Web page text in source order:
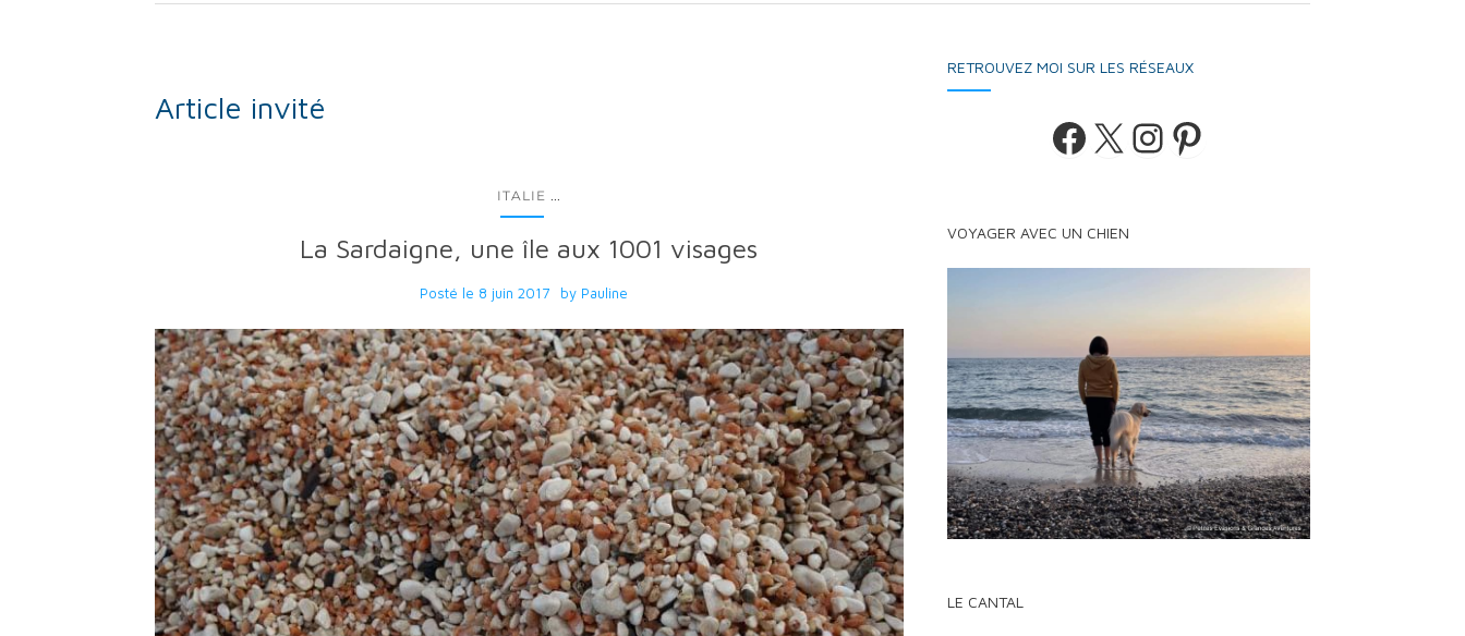
Article invité
ITALIE
La Sardaigne, une île aux 1001 visages
Posté le 8 juin 2017 by Pauline
RETROUVEZ MOI SUR LES RÉSEAUX
Facebook
X Instagram
Pinterest
VOYAGER AVEC UN CHIEN
LE CANTAL